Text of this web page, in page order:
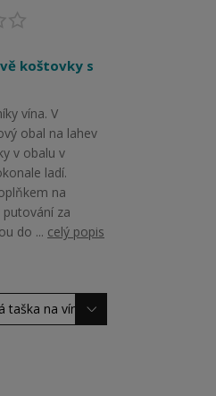
koštovky s
vína. V
obal na lahev
v obalu v
ladí.
na
za
do ... celý popis